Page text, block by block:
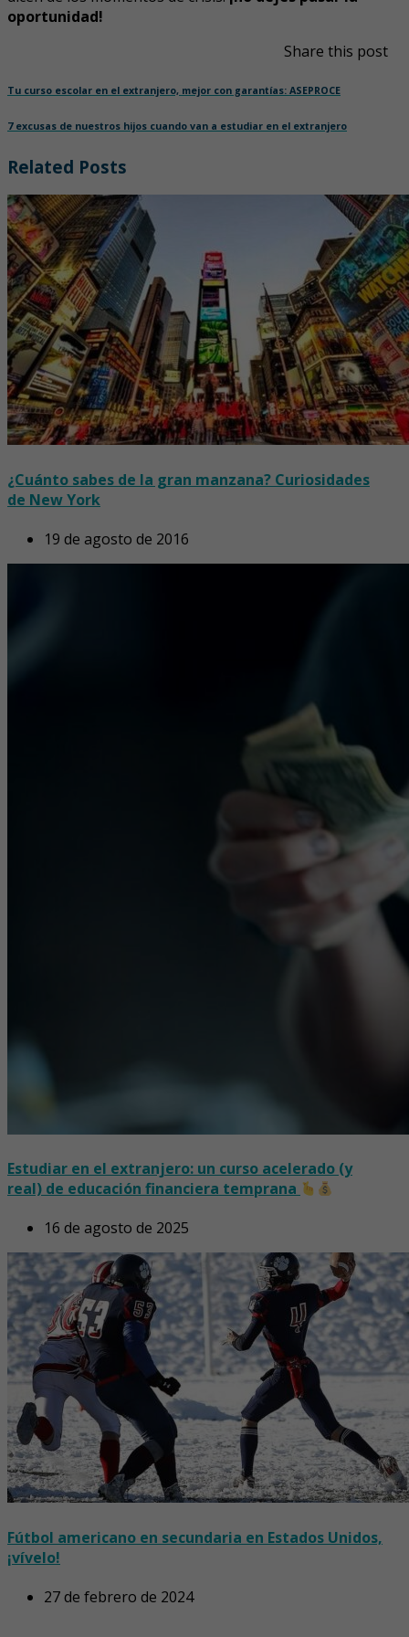
oportunidad!
Share this post
Tu curso escolar en el extranjero, mejor con garantías: ASEPROCE
7 excusas de nuestros hijos cuando van a estudiar en el extranjero
Related Posts
¿Cuánto sabes de la gran manzana? Curiosidades
de New York
19 de agosto de 2016
Estudiar en el extranjero: un curso acelerado (y
real) de educación financiera temprana
16 de agosto de 2025
Fútbol americano en secundaria en Estados Unidos,
¡vívelo!
27 de febrero de 2024